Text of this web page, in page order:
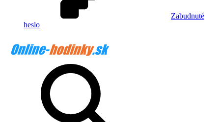
Zabudnuté
heslo